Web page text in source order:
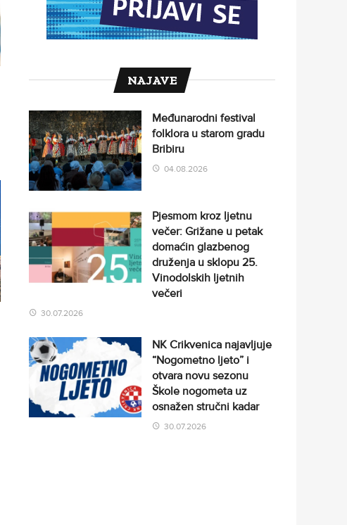
NAJAVE
Međunarodni festival
folklora u starom gradu
Bribiru
04.08.2026
Pjesmom kroz ljetnu
večer: Grižane u petak
domaćin glazbenog
druženja u sklopu 25.
Vinodolskih ljetnih
večeri
30.07.2026
NK Crikvenica najavljuje
“Nogometno ljeto” i
otvara novu sezonu
Škole nogometa uz
osnažen stručni kadar
30.07.2026